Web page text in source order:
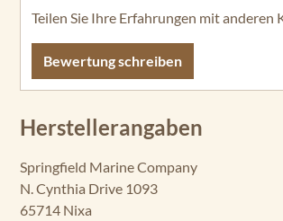
Teilen Sie Ihre Erfahrungen mit anderen
Bewertung schreiben
Herstellerangaben
Springfield Marine Company
N. Cynthia Drive 1093
65714 Nixa